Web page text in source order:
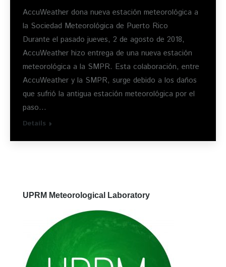
AccuWeather dona nueva estación meteorológica a
la Sociedad Meteorológica de Puerto Rico
Durante el pasado jueves, 2 de agosto de 2018,
AccuWeather hizo entrega de una nueva estación
meteorológica a la SMPR. Esta colaboración, entre
AccuWeather y la SMPR, surge debido a los daños
que sufrió la antigua estación meteorológica por el
paso…
Details
UPRM Meteorological Laboratory